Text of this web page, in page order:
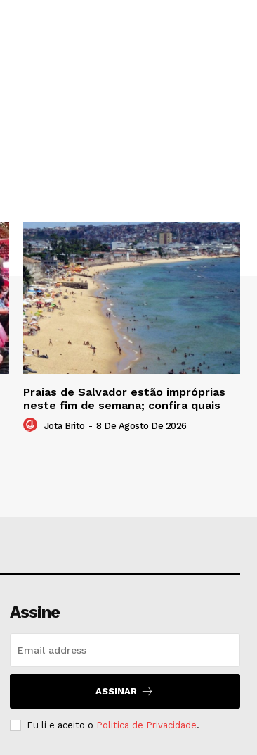
Praias de Salvador estão impróprias
neste fim de semana; confira quais
Jota Brito - 8 De Agosto De 2026
Assine
ASSINAR
Eu li e aceito o Politica de Privacidade.